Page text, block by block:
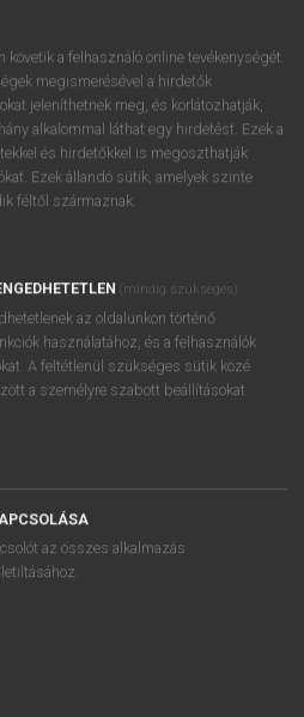
előfizetésem. A szótár 2 órás,
elindításához regisztrálok és
belépek.
SZÓTÁR
nationales différentes
követik a felhasználó online tevékenységét.
megismerésével a hirdetők
jeleníthetnek meg, és korlátozhatják,
alkalommal láthat egy hirdetést. Ezek a
és hirdetőkkel is megoszthatják
Ezek állandó sütik, amelyek szinte
féltől származnak.
(mindig szükséges)
az oldalunkon történő
használatához, és a felhasználók
A feltétlenül szükséges sütik közé
a személyre szabott beállításokat
az összes alkalmazás